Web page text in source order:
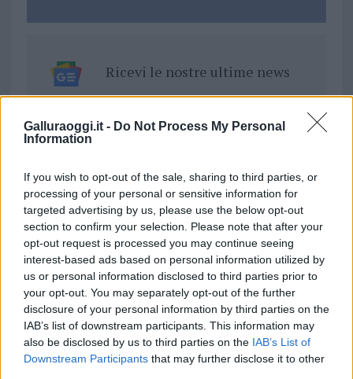
Galluraoggi.it - Do Not Process My Personal
Information
If you wish to opt-out of the sale, sharing to third parties, or
processing of your personal or sensitive information for
targeted advertising by us, please use the below opt-out
section to confirm your selection. Please note that after your
opt-out request is processed you may continue seeing
interest-based ads based on personal information utilized by
us or personal information disclosed to third parties prior to
your opt-out. You may separately opt-out of the further
disclosure of your personal information by third parties on the
IAB’s list of downstream participants. This information may
also be disclosed by us to third parties on the IAB’s List of
Downstream Participants that may further disclose it to other
Ricevi le nostre ultime news
Condividi l'articolo
F
a
ce
b
o
o
k
T
w
it
te
r
Pi
n
te
re
st
W
h
at
s
A
p
p
S
h
a
re
Articolo precedente
Prossimo articolo
NOTIZIE RECENTI